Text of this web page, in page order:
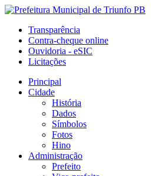
Transparência
Contra-cheque online
Ouvidoria - eSIC
Licitações
Principal
Cidade
História
Dados
Símbolos
Fotos
Hino
Administração
Prefeito